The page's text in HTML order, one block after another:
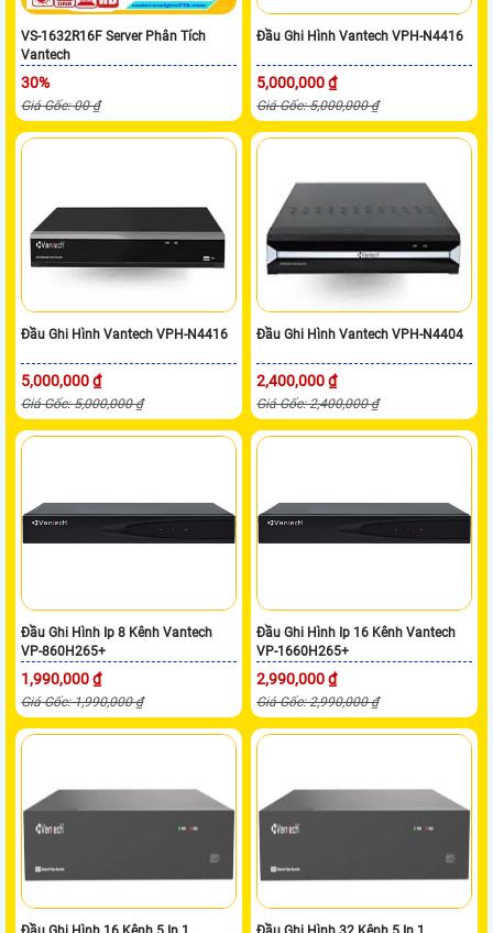
VS-1632R16F Server Phân Tích
Vantech
30%
Giá Gốc: 00 ₫
Đầu Ghi Hình Vantech VPH-N4416
5,000,000 ₫
Giá Gốc: 5,000,000 ₫
Đầu Ghi Hình Vantech VPH-N4416
5,000,000 ₫
Giá Gốc: 5,000,000 ₫
Đầu Ghi Hình Vantech VPH-N4404
2,400,000 ₫
Giá Gốc: 2,400,000 ₫
Đầu Ghi Hình Ip 8 Kênh Vantech
VP-860H265+
1,990,000 ₫
Giá Gốc: 1,990,000 ₫
Đầu Ghi Hình Ip 16 Kênh Vantech
VP-1660H265+
2,990,000 ₫
Giá Gốc: 2,990,000 ₫